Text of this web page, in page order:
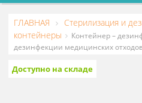
ГЛАВНАЯ Стерилизация
контейнеры
Контейнер –
дезинфекции медицинских